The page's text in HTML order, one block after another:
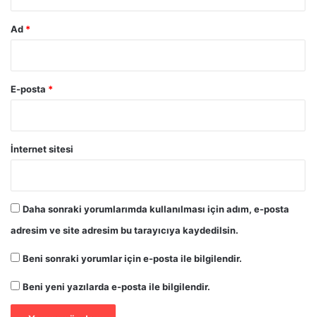
Ad *
E-posta *
İnternet sitesi
Daha sonraki yorumlarımda kullanılması için adım, e-posta
adresim ve site adresim bu tarayıcıya kaydedilsin.
Beni sonraki yorumlar için e-posta ile bilgilendir.
Beni yeni yazılarda e-posta ile bilgilendir.